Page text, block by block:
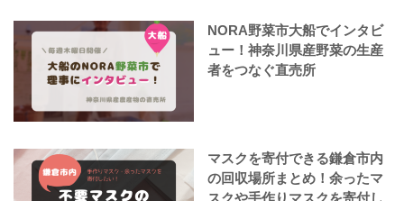
NORA野菜市大船でインタビ
ュー！神奈川県産野菜の生産
者をつなぐ直売所
マスクを寄付できる鎌倉市内
の回収場所まとめ！余ったマ